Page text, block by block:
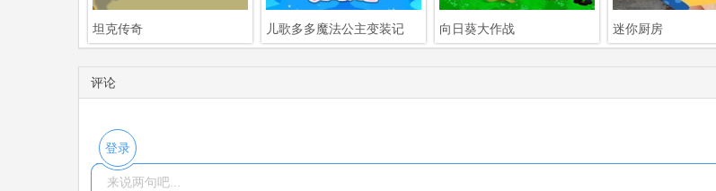
坦克传奇 儿歌多多魔法公主变装记 向日葵大作战 迷你厨房
评论
登录